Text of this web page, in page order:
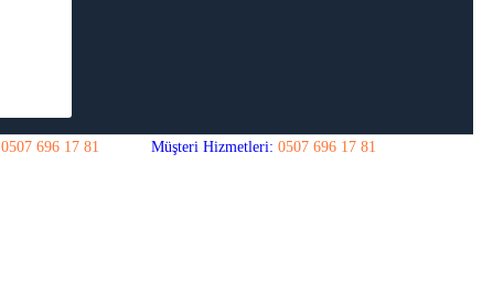
0507 696 17 81 Müşteri Hizmetleri: 0507 696 17 81